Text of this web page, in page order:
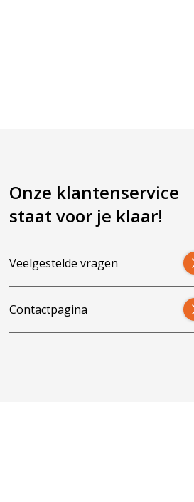
Onze klantenservice
staat voor je klaar!
Veelgestelde vragen
Contactpagina